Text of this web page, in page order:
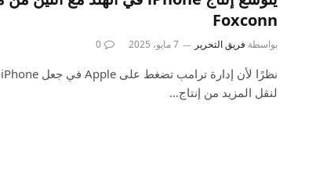
Foxconn
بواسطة فريق التحرير 7 مايو، 2025 0
لنقل المزيد من إنتاج…